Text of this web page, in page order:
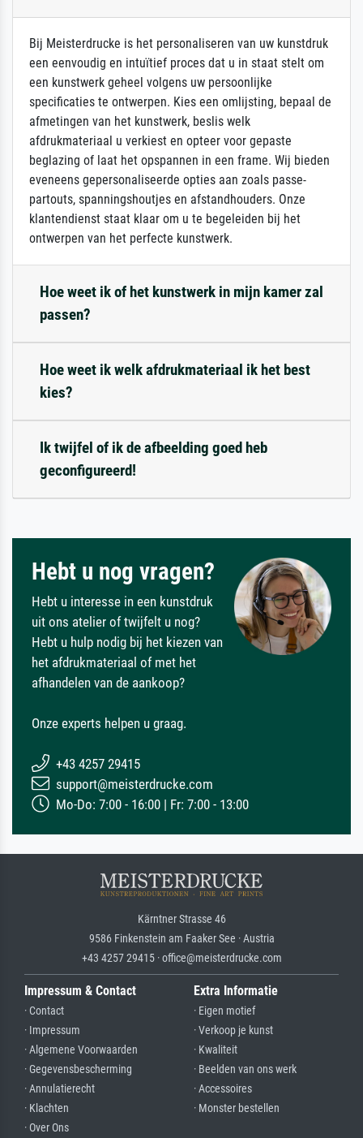
Bij Meisterdrucke is het personaliseren van uw kunstdruk
een eenvoudig en intuïtief proces dat u in staat stelt om
een kunstwerk geheel volgens uw persoonlijke
specificaties te ontwerpen. Kies een omlijsting, bepaal de
afmetingen van het kunstwerk, beslis welk
afdrukmateriaal u verkiest en opteer voor gepaste
beglazing of laat het opspannen in een frame. Wij bieden
eveneens gepersonaliseerde opties aan zoals passe-
partouts, spanningshoutjes en afstandhouders. Onze
klantendienst staat klaar om u te begeleiden bij het
ontwerpen van het perfecte kunstwerk.
Hoe weet ik of het kunstwerk in mijn kamer zal
passen?
Hoe weet ik welk afdrukmateriaal ik het best
kies?
Ik twijfel of ik de afbeelding goed heb
geconfigureerd!
Hebt u nog vragen?
Hebt u interesse in een kunstdruk
uit ons atelier of twijfelt u nog?
Hebt u hulp nodig bij het kiezen van
het afdrukmateriaal of met het
afhandelen van de aankoop?
Onze experts helpen u graag.
+43 4257 29415
support@meisterdrucke.com
Mo-Do: 7:00 - 16:00 | Fr: 7:00 - 13:00
Kärntner Strasse 46
9586 Finkenstein am Faaker See · Austria
+43 4257 29415 · office@meisterdrucke.com
Impressum & Contact
· Contact
· Impressum
· Algemene Voorwaarden
· Gegevensbescherming
· Annulatierecht
· Klachten
· Over Ons
Extra Informatie
· Eigen motief
· Verkoop je kunst
· Kwaliteit
· Beelden van ons werk
· Accessoires
· Monster bestellen